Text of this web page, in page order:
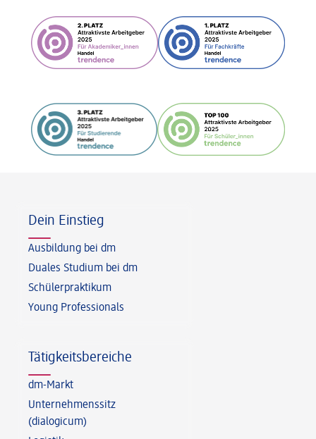
Dein Einstieg
Ausbildung bei dm
Duales Studium bei dm
Schülerpraktikum
Young Professionals
Tätigkeitsbereiche
dm-Markt
Unternehmenssitz
(dialogicum)